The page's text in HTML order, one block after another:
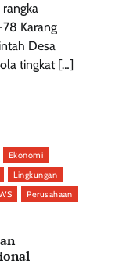
rangka
Karang
Desa
tingkat […]
Ekonomi
Lingkungan
Perusahaan